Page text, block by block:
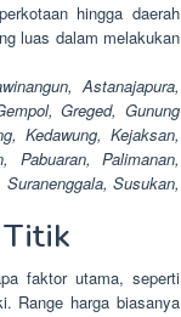
hingga daerah
luas dalam melakukan
Astanajapura,
Greged, Gunung
Kedawung, Kejaksan,
Pabuaran, Palimanan,
Susukan,
Titik
faktor utama, seperti
Range harga biasanya